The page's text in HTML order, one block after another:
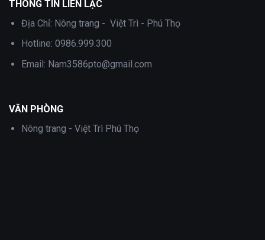
THÔNG TIN LIÊN LẠC
Địa Chỉ: Nông trang - Việt Trì - Phú Thọ
Hotline: 0986.999.300
Email: Nam3586pto@gmail.com
VĂN PHÒNG
Nông trang - Việt Trì Phú Thọ